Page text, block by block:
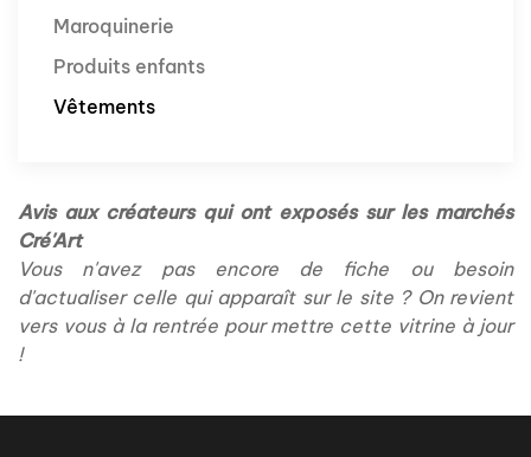
Maroquinerie
Produits enfants
Vêtements
Avis aux créateurs qui ont exposés sur les marchés
Cré'Art
Vous n'avez pas encore de fiche ou besoin
d'actualiser celle qui apparaît sur le site ? On revient
vers vous à la rentrée pour mettre cette vitrine à jour
!